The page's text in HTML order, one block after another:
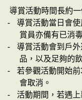
導賞活動時間長約一
-
導賞活動當日會使
賞員亦備有已消
-
導賞活動會到戶
品 ，以及足夠的
-
若參觀活動開始前
會取消。
-
活動期間，若遇